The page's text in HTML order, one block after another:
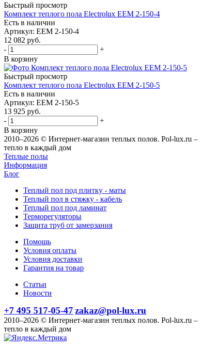
Быстрый просмотр
Комплект теплого пола Electrolux EEM 2-150-4
Есть в наличии
Артикул: EEM 2-150-4
12 082 руб.
-
+
В корзину
Быстрый просмотр
Комплект теплого пола Electrolux EEM 2-150-5
Есть в наличии
Артикул: EEM 2-150-5
13 925 руб.
-
+
В корзину
2010–2026 © Интернет-магазин теплых полов. Pol-lux.ru –
тепло в каждый дом
Теплые полы
Информация
Блог
Теплый пол под плитку - маты
Теплый пол в стяжку - кабель
Теплый пол под ламинат
Терморегуляторы
Защита труб от замерзания
Помощь
Условия оплаты
Условия доставки
Гарантия на товар
Статьи
Новости
+7 495 517-05-47 zakaz@pol-lux.ru
2010–2026 © Интернет-магазин теплых полов. Pol-lux.ru –
тепло в каждый дом